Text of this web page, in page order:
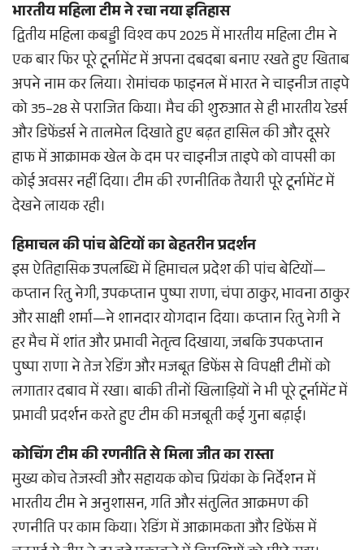
भारतीय महिला टीम ने रचा नया इतिहास
द्वितीय महिला कबड्डी विश्व कप 2025 में भारतीय महिला टीम ने
एक बार फिर पूरे टूर्नामेंट में अपना दबदबा बनाए रखते हुए खिताब
अपने नाम कर लिया। रोमांचक फाइनल में भारत ने चाइनीज ताइपे
को 35–28 से पराजित किया। मैच की शुरुआत से ही भारतीय रेडर्स
और डिफेंडर्स ने तालमेल दिखाते हुए बढ़त हासिल की और दूसरे
हाफ में आक्रामक खेल के दम पर चाइनीज ताइपे को वापसी का
कोई अवसर नहीं दिया। टीम की रणनीतिक तैयारी पूरे टूर्नामेंट में
देखने लायक रही।
हिमाचल की पांच बेटियों का बेहतरीन प्रदर्शन
इस ऐतिहासिक उपलब्धि में हिमाचल प्रदेश की पांच बेटियों—
कप्तान रितु नेगी, उपकप्तान पुष्पा राणा, चंपा ठाकुर, भावना ठाकुर
और साक्षी शर्मा—ने शानदार योगदान दिया। कप्तान रितु नेगी ने
हर मैच में शांत और प्रभावी नेतृत्व दिखाया, जबकि उपकप्तान
पुष्पा राणा ने तेज रेडिंग और मजबूत डिफेंस से विपक्षी टीमों को
लगातार दबाव में रखा। बाकी तीनों खिलाड़ियों ने भी पूरे टूर्नामेंट में
प्रभावी प्रदर्शन करते हुए टीम की मजबूती कई गुना बढ़ाई।
कोचिंग टीम की रणनीति से मिला जीत का रास्ता
मुख्य कोच तेजस्वी और सहायक कोच प्रियंका के निर्देशन में
भारतीय टीम ने अनुशासन, गति और संतुलित आक्रमण की
रणनीति पर काम किया। रेडिंग में आक्रामकता और डिफेंस में